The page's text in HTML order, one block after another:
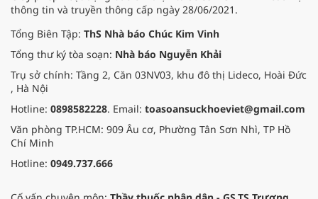
lõi và tiên quyết chính là thay đổi
tư duy về xây dựng nguồn nhân
lực và tư duy khoa học ứng dụng.
thông tin và truyền thông cấp ngày 28/06/2021.
Tổng Biên Tập: ThS Nhà báo Chúc Kim Vinh
Tổng thư ký tòa soạn: Nhà báo Nguyễn Khải
Trụ sở chính: Tầng 2, Căn 03NV03, khu đô thị Lideco, Hoài Đức
, Hà Nội
Hotline: 0898582228. Email: toasoansuckhoeviet@gmail.com
Văn phòng TP.HCM: 909 Âu cơ, Phường Tân Sơn Nhì, TP Hồ
Chí Minh
Hotline: 0949.737.666